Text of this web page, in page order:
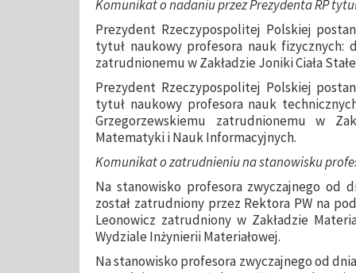
Komunikat o nadaniu przez Prezydenta RP
Prezydent Rzeczypospolitej Polskiej
tytuł naukowy profesora nauk fizycznych:
zatrudnionemu w Zakładzie Joniki Ciała
Prezydent Rzeczypospolitej Polskiej
tytuł naukowy profesora nauk
Grzegorzewskiemu zatrudnionemu w
Matematyki i Nauk Informacyjnych.
Komunikat o zatrudnieniu na stanowisku
Na stanowisko profesora zwyczajnego od
został zatrudniony przez Rektora PW na
Leonowicz zatrudniony w Zakładzie
Wydziale Inżynierii Materiałowej.
Na stanowisko profesora zwyczajnego od